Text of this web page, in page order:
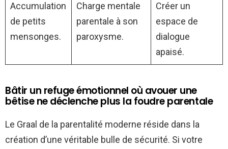
Accumulation
de petits
mensonges.
Charge mentale
parentale à son
paroxysme.
Créer un
espace de
dialogue
apaisé.
Bâtir un refuge émotionnel où avouer une
bêtise ne déclenche plus la foudre parentale
Le Graal de la parentalité moderne réside dans la
création d’une véritable bulle de sécurité. Si votre